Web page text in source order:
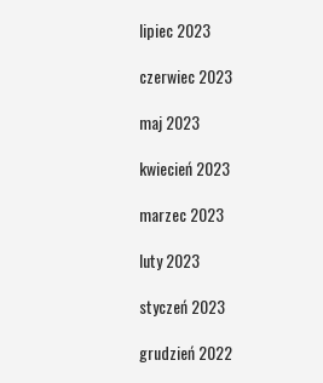
lipiec 2023
czerwiec 2023
maj 2023
kwiecień 2023
marzec 2023
luty 2023
styczeń 2023
grudzień 2022